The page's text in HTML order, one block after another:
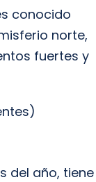
conocido
norte,
fuertes y
del año, tiene